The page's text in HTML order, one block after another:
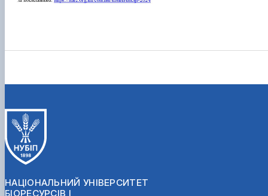
НАЦІОНАЛЬНИЙ УНІВЕРСИТЕТ
БІОРЕСУРСІВ І